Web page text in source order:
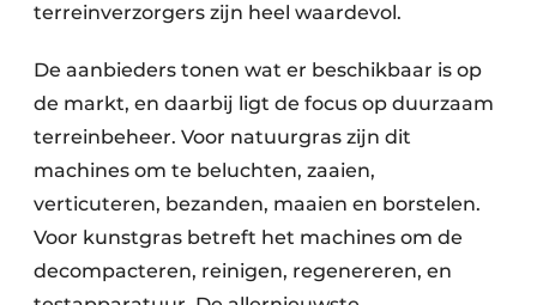
terreinverzorgers zijn heel waardevol.
De aanbieders tonen wat er beschikbaar is op
de markt, en daarbij ligt de focus op duurzaam
terreinbeheer. Voor natuurgras zijn dit
machines om te beluchten, zaaien,
verticuteren, bezanden, maaien en borstelen.
Voor kunstgras betreft het machines om de
decompacteren, reinigen, regenereren, en